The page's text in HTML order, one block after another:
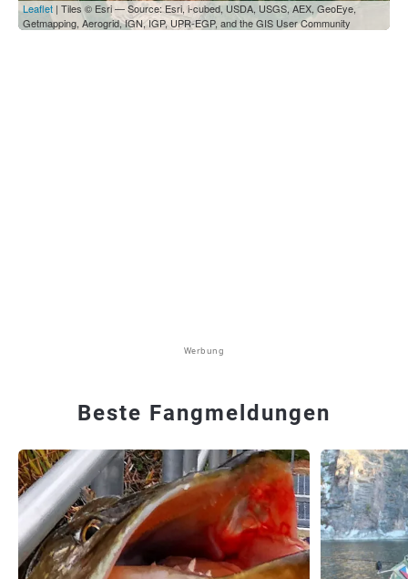
Leaflet | Tiles © Esri — Source: Esri, i-cubed, USDA, USGS, AEX, GeoEye,
Getmapping, Aerogrid, IGN, IGP, UPR-EGP, and the GIS User Community
Werbung
Beste Fangmeldungen